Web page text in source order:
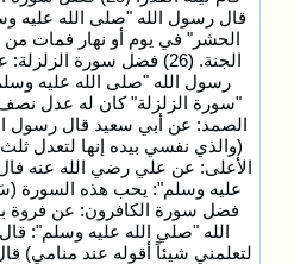
قال رسول الله "صلى الله عليه
الحشر" في يوم أو نهار فمات من
الجنة. (26) فضل سورة
رسول الله "صلى الله عليه
الصمد: عن أبي سعيد قال رسول
الأعلى: عن علي رضي الله عنه
فضل سورة الكافرون: عن فروة
الله "صلي الله عليه وسلم":
لتعلمني شيئاً أقوله عند منامي)